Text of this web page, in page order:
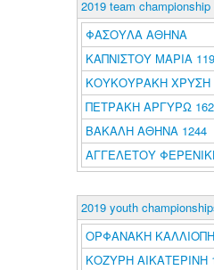
2019 team
ΦΑΣΟΥΛΑ ΑΘΗΝΑ
ΚΑΠΝΙΣΤΟΥ ΜΑΡΙΑ
ΚΟΥΚΟΥΡΑΚΗ ΧΡΥΣΗ
ΠΕΤΡΑΚΗ ΑΡΓΥΡΩ
ΒΑΚΑΛΗ ΑΘΗΝΑ 1244
ΑΓΓΕΛΕΤΟΥ
2019 youth
ΟΡΦΑΝΑΚΗ ΚΑΛΛΙΟΠΗ
ΚΟΖΥΡΗ ΑΙΚΑΤΕΡΙΝΗ